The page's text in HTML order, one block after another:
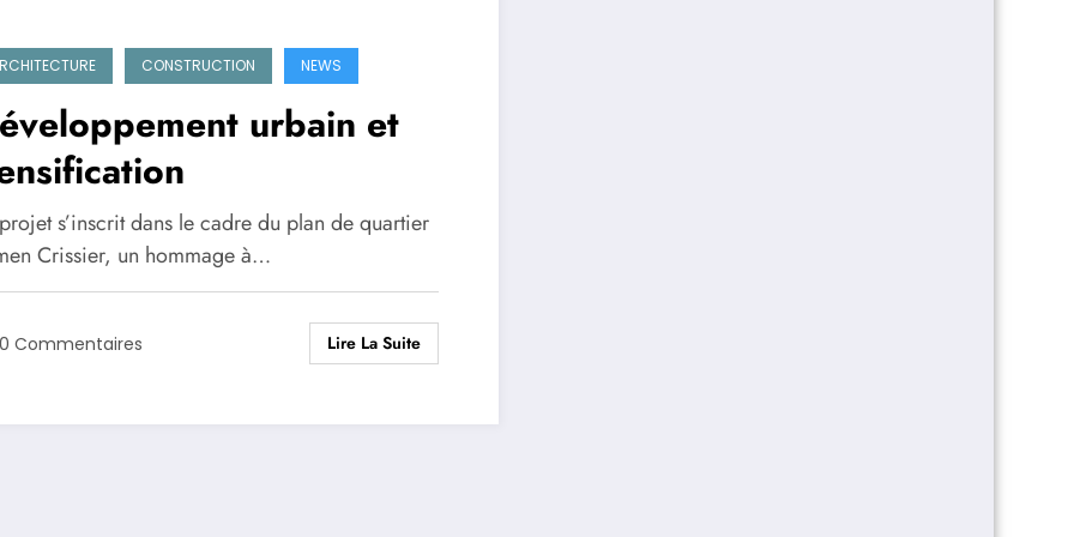
CONSTRUCTION NEWS
urbain et
s’inscrit dans le cadre du plan de quartier
Crissier, un hommage à…
0 Commentaires Lire La Suite